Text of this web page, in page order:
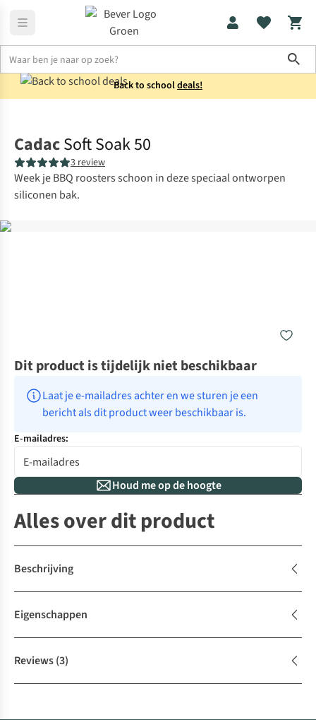
Back to schooldeals!
CadacSoft Soak 50
3 review
Week je BBQ roosters schoon in deze speciaal ontworpen
siliconen bak.
Dit product is tijdelijk niet beschikbaar
Laat je e-mailadres achter en we sturen je een
bericht als dit product weer beschikbaar is.
E-mailadres:
Houd me op de hoogte
Alles over dit product
Beschrijving
Eigenschappen
Reviews(3)